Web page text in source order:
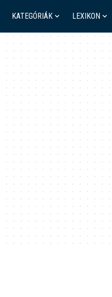
KATEGÓRIÁK LEXIKON